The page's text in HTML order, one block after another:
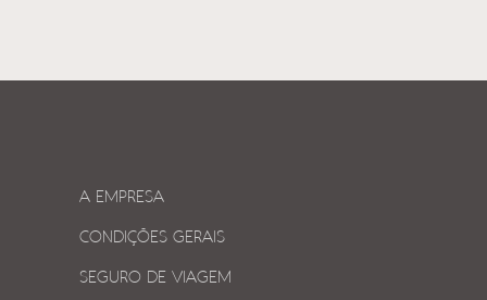
A EMPRESA
CONDIÇÕES GERAIS
SEGURO DE VIAGEM